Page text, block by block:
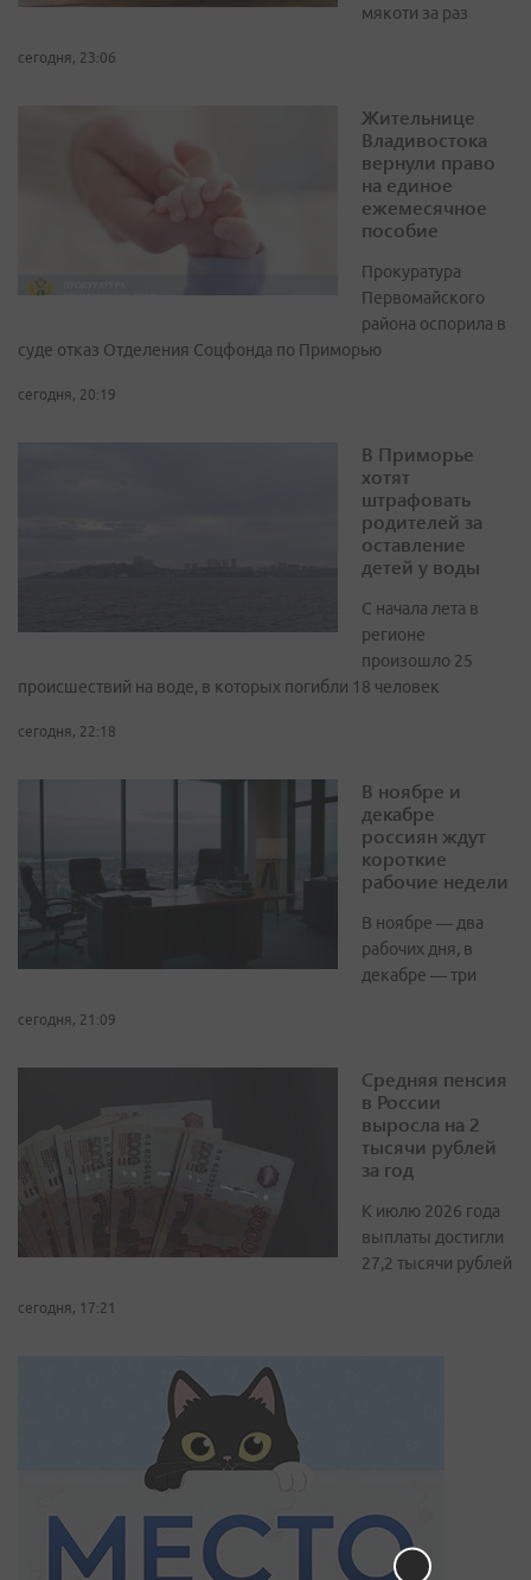
мякоти за раз
сегодня, 23:06
Жительнице
Владивостока
вернули право
на единое
ежемесячное
пособие
Прокуратура
Первомайского
района оспорила в
суде отказ Отделения Соцфонда по Приморью
сегодня, 20:19
В Приморье
хотят
штрафовать
родителей за
оставление
детей у воды
С начала лета в
регионе
произошло 25
происшествий на воде, в которых погибли 18 человек
сегодня, 22:18
В ноябре и
декабре
россиян ждут
короткие
рабочие недели
В ноябре — два
рабочих дня, в
декабре — три
сегодня, 21:09
Средняя пенсия
в России
выросла на 2
тысячи рублей
за год
К июлю 2026 года
выплаты достигли
27,2 тысячи рублей
сегодня, 17:21